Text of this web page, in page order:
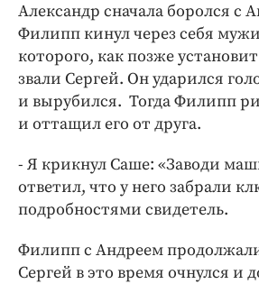
Александр сначала боролся с
Филипп кинул через себя
которого, как позже
звали Сергей. Он ударился
и вырубился. Тогда Филипп
и оттащил его от друга.
- Я крикнул Саше: «Заводи
ответил, что у него забрали
подробностями свидетель.
Филипп с Андреем
Сергей в это время очнулся и